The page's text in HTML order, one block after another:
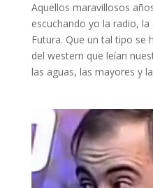
Aquellos maravillosos
escuchando yo la radio,
Futura. Que un tal tipo se
del western que leían
las aguas, las mayores y